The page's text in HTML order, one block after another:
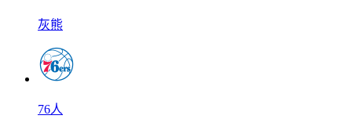
灰熊
76人